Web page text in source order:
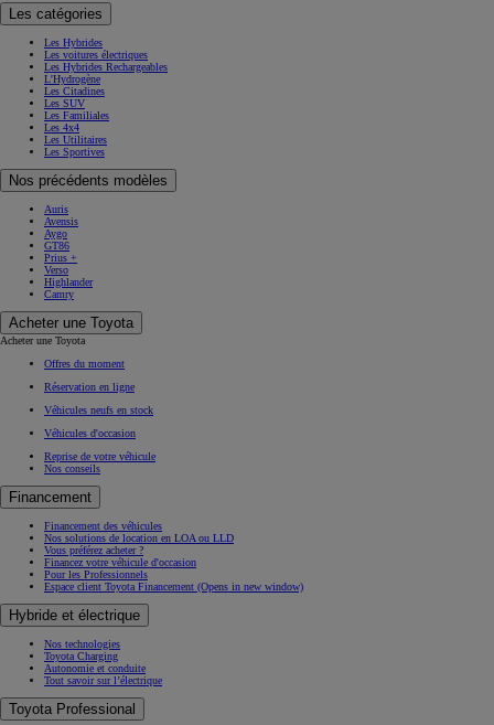
Les catégories
Les Hybrides
Les voitures électriques
Les Hybrides Rechargeables
L'Hydrogène
Les Citadines
Les SUV
Les Familiales
Les 4x4
Les Utilitaires
Les Sportives
Nos précédents modèles
Auris
Avensis
Aygo
GT86
Prius +
Verso
Highlander
Camry
Acheter une Toyota
Acheter une Toyota
Offres du moment
Réservation en ligne
Véhicules neufs en stock
Véhicules d'occasion
Reprise de votre véhicule
Nos conseils
Financement
Financement des véhicules
Nos solutions de location en LOA ou LLD
Vous préférez acheter ?
Financez votre véhicule d'occasion
Pour les Professionnels
Espace client Toyota Financement (Opens in new window)
Hybride et électrique
Nos technologies
Toyota Charging
Autonomie et conduite
Tout savoir sur l’électrique
Toyota Professional